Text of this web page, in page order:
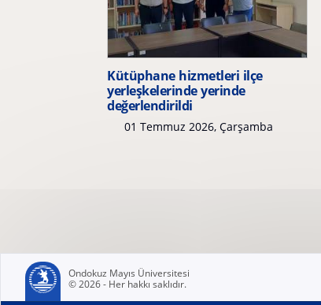
Kütüphane hizmetleri ilçe
yerleşkelerinde yerinde
değerlendirildi
01 Temmuz 2026, Çarşamba
Ondokuz Mayıs Üniversitesi
© 2026 - Her hakkı saklıdır.